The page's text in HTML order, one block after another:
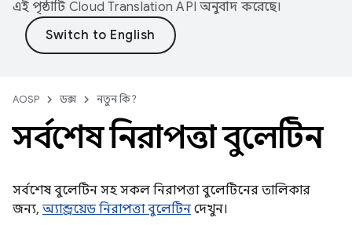
এই পৃষ্ঠাটি Cloud Translation API অনুবাদ করেছে।
AOSP ডক্স নতুন কি?
সর্বশেষ নিরাপত্তা বুলেটিন
সর্বশেষ বুলেটিন সহ সকল নিরাপত্তা বুলেটিনের তালিকার
জন্য, অ্যান্ড্রয়েড নিরাপত্তা বুলেটিন দেখুন।